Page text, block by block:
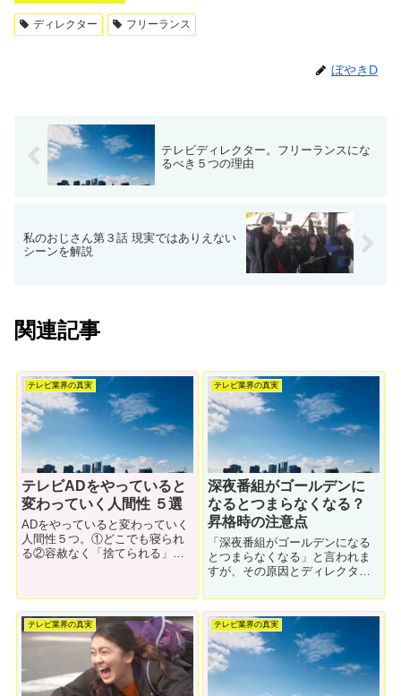
ディレクター フリーランス
ぼやきD
テレビディレクター。フリーランスにな
るべき５つの理由
私のおじさん第３話 現実ではありえない
シーンを解説
関連記事
テレビ業界の真実
テレビADをやっていると
変わっていく人間性 ５選
ADをやっていると変わっていく
人間性５つ。①どこでも寝られ
る②容赦なく「捨てられる」③
る。それぞれについて解説しま
す。
テレビ業界の真実
深夜番組がゴールデンに
なるとつまらなくなる？
昇格時の注意点
「深夜番組がゴールデンになる
とつまらなくなる」と言われま
すが、その原因とディレクター
す。時間帯が変わる→ターゲッ
トが変わる→企画が変わる。番
組の色が変わってしまうのはし
ょうがない事なのです。
テレビ業界の真実 テレビ業界の真実